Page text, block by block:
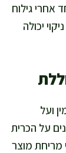
אחרי גילוח
יכולה
ועל
על הכרית
מריחת מוצר